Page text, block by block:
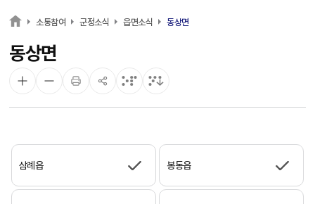
완주 미래라이온스, 경로당 냉장고 후원
소통참여 군정소식 읍면소식 동상면
동상면
삼례읍 봉동읍